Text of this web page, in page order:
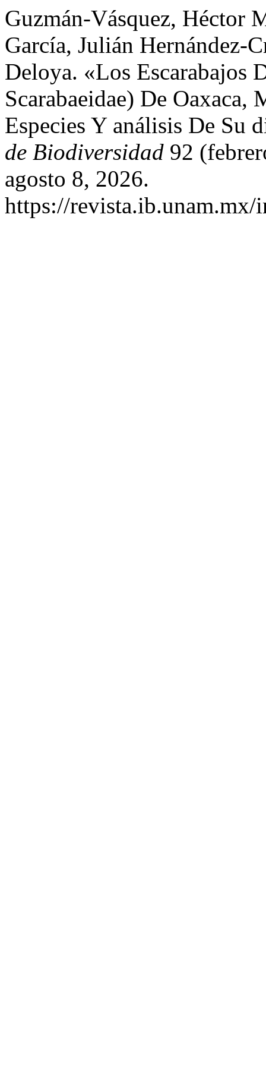
Guzmán-Vásquez, Héctor
García, Julián Hernández-
Deloya. «Los Escarabajos
Scarabaeidae) De
Especies Y análisis De Su
de Biodiversidad 92
agosto 8, 2026.
https://